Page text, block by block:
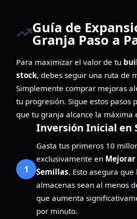
Guía de
Granja Paso a
Para maximizar el valor de tu
stock, debes seguir una ruta de
Simplemente comprar mejoras
tu progresión. Sigue estos pasos
que tu granja alcance la máxima
1
Inversión Inicial en
Gasta tus primeros 10
exclusivamente en
Semillas. Esto asegura
almacenas sean al menos
que aumenta
por minuto.